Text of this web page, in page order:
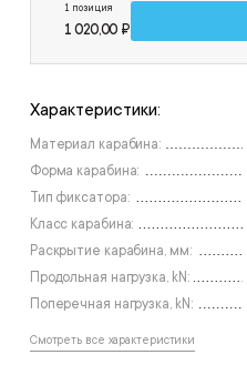
1 позиция
1 020,00 ₽
Характеристики:
Материал карабина:
Форма карабина:
Тип фиксатора:
Класс карабина:
Раскрытие карабина, мм:
Продольная нагрузка, kN:
Поперечная нагрузка, kN:
Смотреть все характеристики